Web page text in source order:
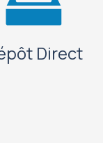
Direct